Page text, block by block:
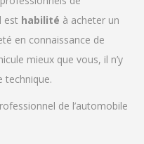
est habilité à acheter un
en connaissance de
mieux que vous, il n’y
technique.
de l’automobile